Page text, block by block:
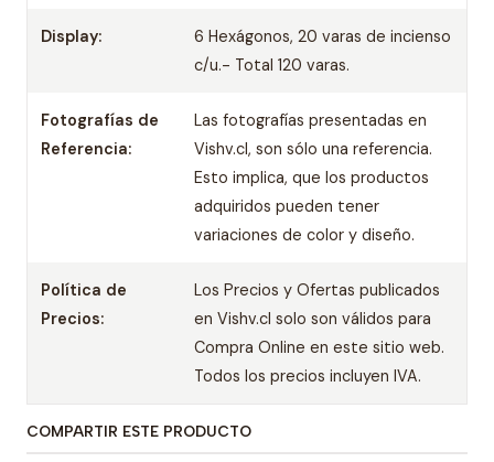
Display:
6 Hexágonos, 20 varas de incienso
c/u.- Total 120 varas.
Fotografías de
Referencia:
Las fotografías presentadas en
Vishv.cl, son sólo una referencia.
Esto implica, que los productos
adquiridos pueden tener
variaciones de color y diseño.
Política de
Precios:
Los Precios y Ofertas publicados
en Vishv.cl solo son válidos para
Compra Online en este sitio web.
Todos los precios incluyen IVA.
COMPARTIR ESTE PRODUCTO